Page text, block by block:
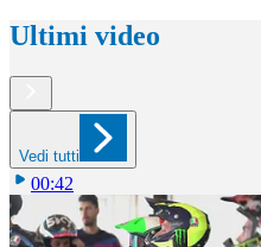
Ultimi video
Vedi tutti
00:42